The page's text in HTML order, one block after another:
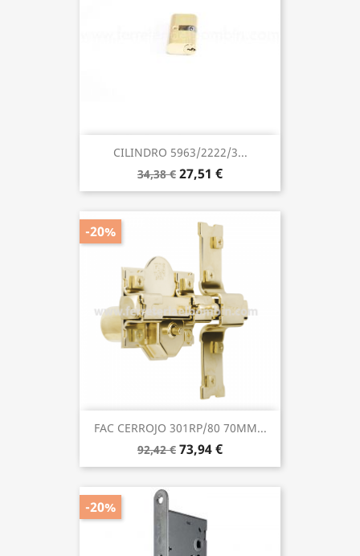
CILINDRO 5963/2222/3...
34,38 € 27,51 €
FAC CERROJO 301RP/80 70MM...
92,42 € 73,94 €
-20%
-20%